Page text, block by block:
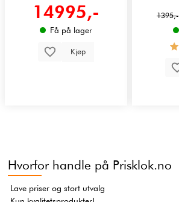
14995,-
Få på lager
Kjøp
1395,-
Hvorfor handle på Prisklok.no
Lave priser og stort utvalg